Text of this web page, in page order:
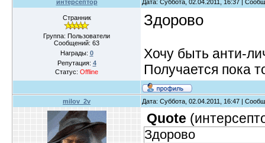
интерсептор Дата: Суббота, 02.04.2011, 16:37 |
Странник
Группа: Пользователи
Сообщений: 63
Награды: 0
Репутация: 4
Статус: Offline
Здорово
Хочу быть анти-
Получается пока
milov_2v Дата: Суббота, 02.04.2011, 16:47 |
Quote (
Здорово